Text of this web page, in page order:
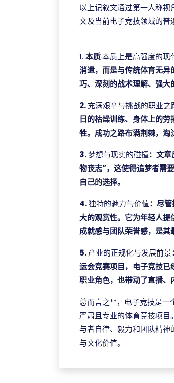
以上记叙文通过第一人称
文及当前电子竞技领域的普
1. 本质本质上是高强度的现
消遣，而是与传统体育无
巧、深刻的战术理解、强大
2.充满艰辛与挑战的职业之
日的枯燥训练、身体上的
牲。成功之路布满荆棘，淘
3.梦想与现实的碰撞：文
物丧志”，这使得追梦者需
自己的选择。
4.独特的魅力与价值：尽
大的观赏性。它为年轻人
成就感与团队荣誉感，是其
5.产业的正规化与发展前景
运会竞赛项目，电子竞技
职业角色，也带动了直播、
总而言之**，电子竞技是一
严肃且专业的体育竞技项
与者自律、毅力和团队精
与文化价值。